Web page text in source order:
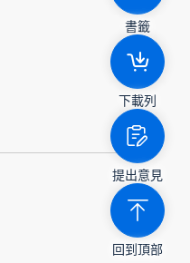
書籤
下載列
提出意見
回到頂部